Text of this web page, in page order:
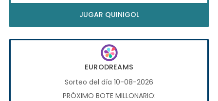
JUGAR QUINIGOL
EURODREAMS
Sorteo del día 10-08-2026
PRÓXIMO BOTE MILLONARIO: